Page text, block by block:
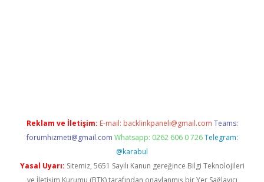
Reklam ve İletişim: E-mail: backlinkpaneli@gmail.com Teams:
forumhizmeti@gmail.com Whatsapp: 0262 606 0 726 Telegram:
@karabul
Yasal Uyarı: Sitemiz, 5651 Sayılı Kanun gereğince Bilgi Teknolojileri
ve İletişim Kurumu (BTK) tarafından onaylanmış bir Yer Sağlayıcı